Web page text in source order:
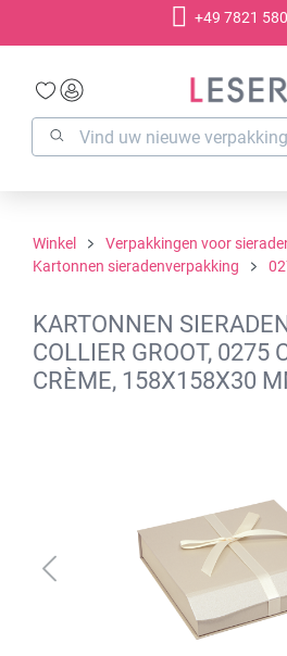
+49 7821
Winkel
Verpakkingen voor
Kartonnen sieradenverpakking
KARTONNEN
COLLIER GROOT, 0275
CRÈME, 158X158X30